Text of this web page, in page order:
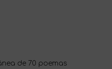
de 70 poemas